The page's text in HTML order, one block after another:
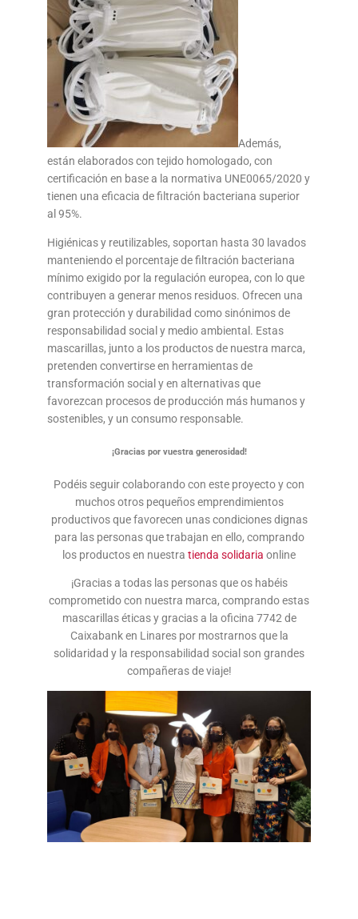
Además,
están elaborados con tejido homologado, con
certificación en base a la normativa UNE0065/2020 y
tienen una eficacia de filtración bacteriana superior
al 95%.
Higiénicas y reutilizables, soportan hasta 30 lavados
manteniendo el porcentaje de filtración bacteriana
mínimo exigido por la regulación europea, con lo que
contribuyen a generar menos residuos. Ofrecen una
gran protección y durabilidad como sinónimos de
responsabilidad social y medio ambiental. Estas
mascarillas, junto a los productos de nuestra marca,
pretenden convertirse en herramientas de
transformación social y en alternativas que
favorezcan procesos de producción más humanos y
sostenibles, y un consumo responsable.
¡Gracias por vuestra generosidad!
Podéis seguir colaborando con este proyecto y con
muchos otros pequeños emprendimientos
productivos que favorecen unas condiciones dignas
para las personas que trabajan en ello, comprando
los productos en nuestra tienda solidaria online
¡Gracias a todas las personas que os habéis
comprometido con nuestra marca, comprando estas
mascarillas éticas y gracias a la oficina 7742 de
Caixabank en Linares por mostrarnos que la
solidaridad y la responsabilidad social son grandes
compañeras de viaje!